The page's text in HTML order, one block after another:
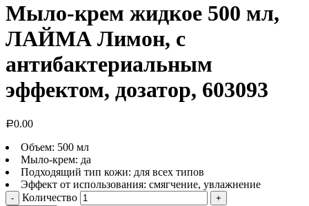
Мыло-крем жидкое 500 мл,
ЛАЙМА Лимон, с
антибактериальным
эффектом, дозатор, 603093
Р0.00
Объем: 500 мл
Мыло-крем: да
Подходящий тип кожи: для всех типов
Эффект от использования: смягчение, увлажнение
Количество